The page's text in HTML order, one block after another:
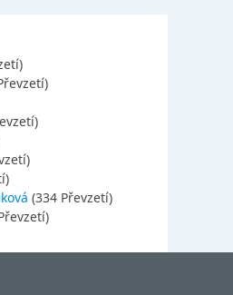
(334 Převzetí)